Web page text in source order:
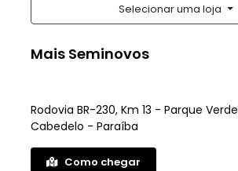
Selecionar uma loja
Mais Seminovos
Rodovia BR-230, Km 13 - Parque Verde
Cabedelo - Paraíba
Como chegar